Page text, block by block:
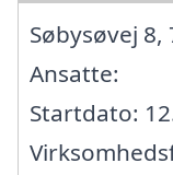
Søbysøvej
Ansatte:
Startdato: